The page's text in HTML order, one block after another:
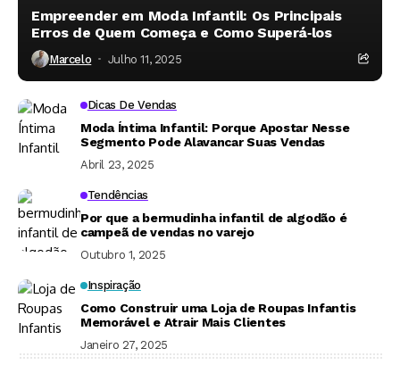
Empreender em Moda Infantil: Os Principais
Erros de Quem Começa e Como Superá‑los
Marcelo Julho 11, 2025
Dicas De Vendas
Moda Íntima Infantil: Porque Apostar Nesse
Segmento Pode Alavancar Suas Vendas
Abril 23, 2025
Tendências
Por que a bermudinha infantil de algodão é
campeã de vendas no varejo
Outubro 1, 2025
Inspiração
Como Construir uma Loja de Roupas Infantis
Memorável e Atrair Mais Clientes
Janeiro 27, 2025